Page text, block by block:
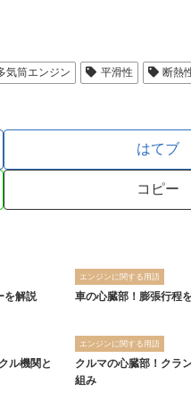
気筒エンジン 平滑性 断熱
はてブ
コピー
を解説
エンジンに関する用語
車の心臓部！膨張行程
ル機関と
エンジンに関する用語
クルマの心臓部！クラ
組み